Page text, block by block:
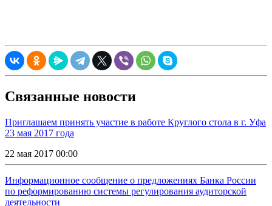
Связанные новости
Приглашаем принять участие в работе Круглого стола в г. Уфа
23 мая 2017 года
22 мая 2017 00:00
Информационное сообщение о предложениях Банка России
по реформированию системы регулирования аудиторской
деятельности